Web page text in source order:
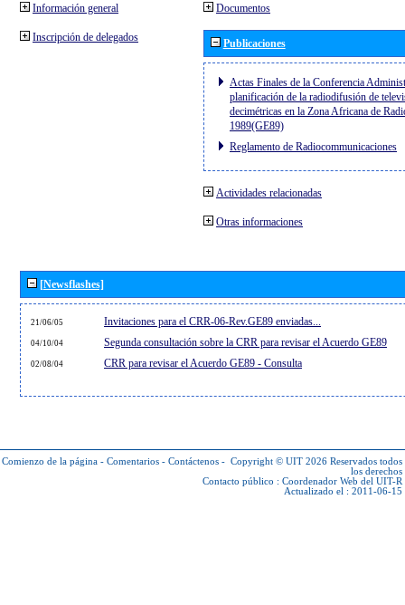
Información general
Inscripción de delegados
Documentos
Publicaciones
Actas Finales de la Conferencia
planificación de la radiodifusión de
decimétricas en la Zona Africana de
1989(GE89)
Reglamento de Radiocommunicaciones
Actividades relacionadas
Otras informaciones
[Newsflashes]
21/06/05 Invitaciones para el CRR-06-Rev.GE89 enviadas...
04/10/04 Segunda consultación sobre la CRR para revisar el Acuerdo GE89
02/08/04 CRR para revisar el Acuerdo GE89 - Consulta
Comienzo de la página - Comentarios - Contáctenos - Copyright © UIT 2026 Reservados todos
los derechos
Contacto público : Coordenador Web del UIT-R
Actualizado el : 2011-06-15